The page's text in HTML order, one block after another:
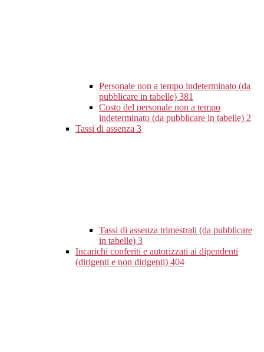
Personale non a tempo indeterminato (da
pubblicare in tabelle) 381
Costo del personale non a tempo
indeterminato (da pubblicare in tabelle) 2
Tassi di assenza 3
Tassi di assenza trimestrali (da pubblicare
in tabelle) 3
Incarichi conferiti e autorizzati ai dipendenti
(dirigenti e non dirigenti) 404